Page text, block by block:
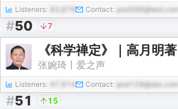
Listeners: Contact: pod388@test.com
#50 7
《科学禅定》｜高月明著
张婉琦丨爱之声
Listeners: Contact: pod128@abc.com
#51 15